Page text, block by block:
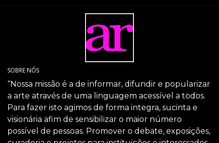
SOBRE NÓS
“Nossa missão é a de informar, difundir e popularizar
a arte através de uma linguagem acessível a todos.
Para fazer isto agimos de forma integra, sucinta e
visionária afim de sensibilizar o maior número
possível de pessoas. Promover o debate, exposições,